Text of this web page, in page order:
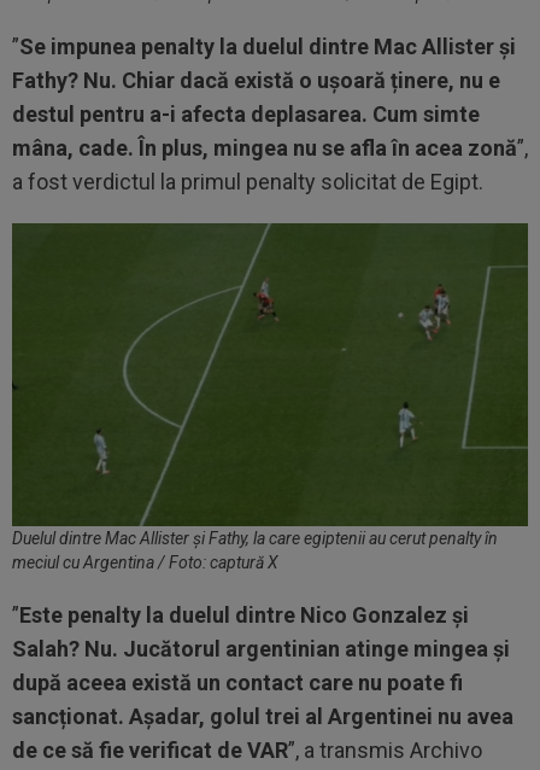
”Se impunea penalty la duelul dintre Mac Allister și
Fathy? Nu. Chiar dacă există o ușoară ținere, nu e
destul pentru a-i afecta deplasarea. Cum simte
mâna, cade. În plus, mingea nu se afla în acea zonă”,
a fost verdictul la primul penalty solicitat de Egipt.
Duelul dintre Mac Allister și Fathy, la care egiptenii au cerut penalty în
meciul cu Argentina / Foto: captură X
”Este penalty la duelul dintre Nico Gonzalez și
Salah? Nu. Jucătorul argentinian atinge mingea și
după aceea există un contact care nu poate fi
sancționat. Așadar, golul trei al Argentinei nu avea
de ce să fie verificat de VAR”, a transmis Archivo